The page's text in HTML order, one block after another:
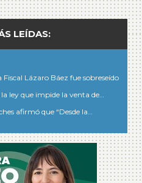
LEÍDAS:
Fiscal Lázaro Báez fue sobreseído
ley que impide la venta de…
afirmó que “Desde la…